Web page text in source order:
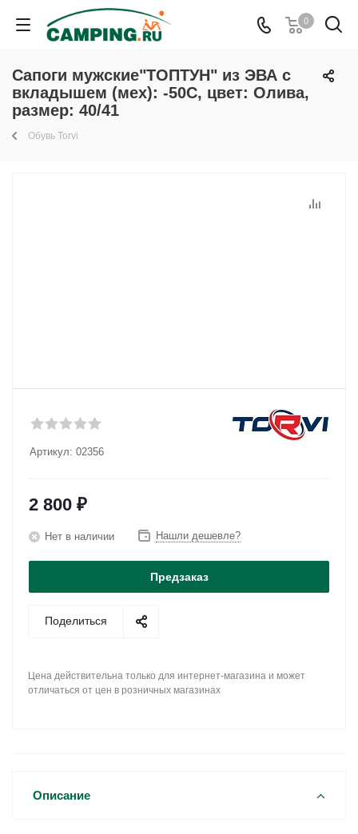
0
Сапоги мужские"ТОПТУН" из ЭВА с
вкладышем (мех): -50С, цвет: Олива,
размер: 40/41
Обувь Torvi
Артикул: 02356
2 800 ₽
Нет в наличии Нашли дешевле?
Предзаказ
Поделиться
Цена действительна только для интернет-магазина и может
отличаться от цен в розничных магазинах
Описание